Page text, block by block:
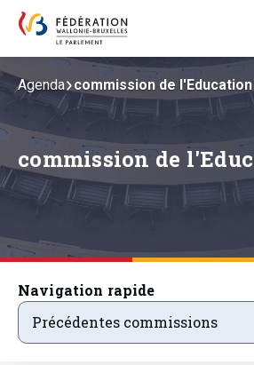
commission de
Agenda commission de l'Education
Navigation rapide
precedentsevenements
Précédentes commissions